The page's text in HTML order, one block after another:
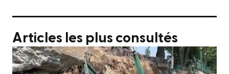
Articles les plus consultés